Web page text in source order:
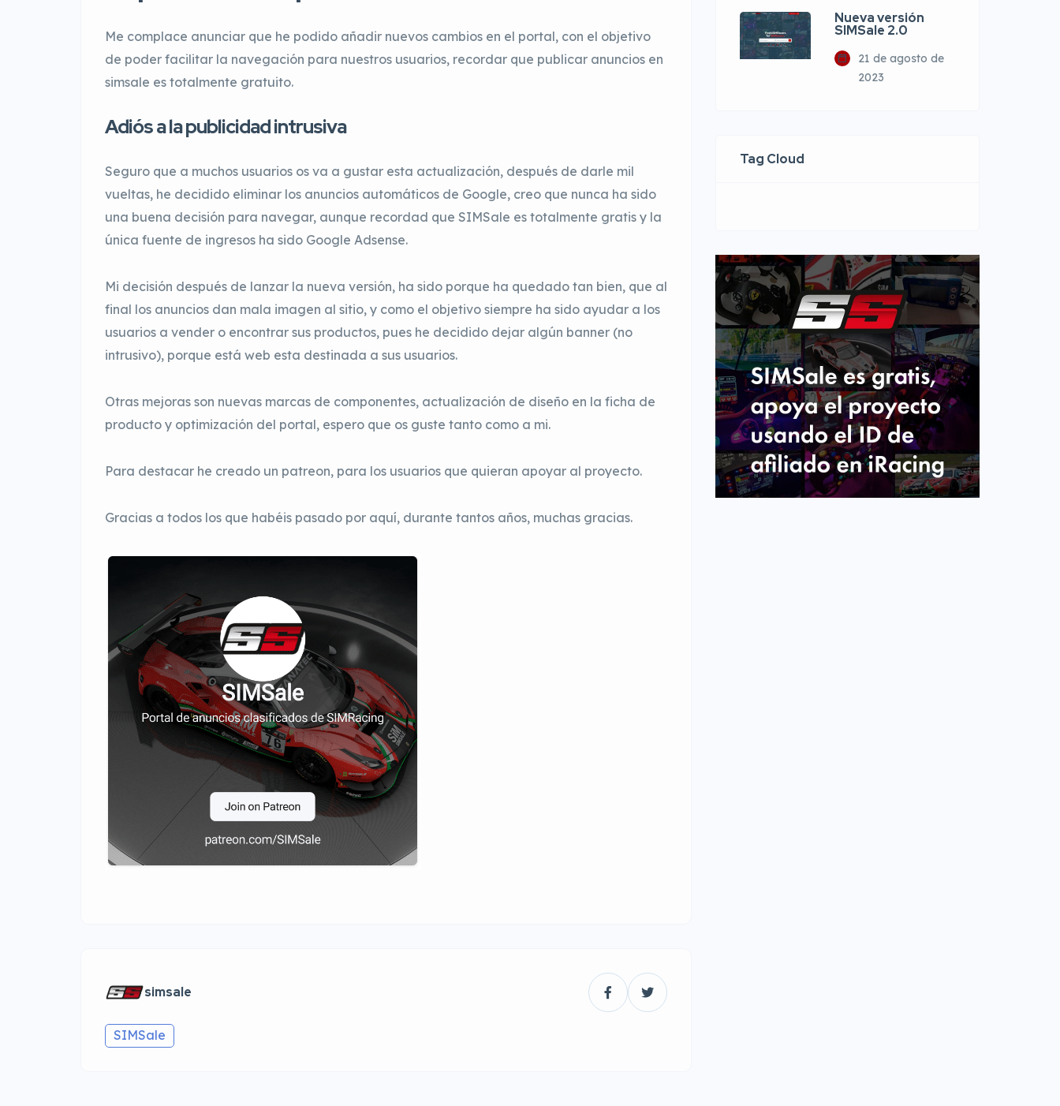
Me complace anunciar que he podido añadir nuevos cambios en el portal, con el objetivo
de poder facilitar la navegación para nuestros usuarios, recordar que publicar anuncios en
simsale es totalmente gratuito.
Adiós a la publicidad intrusiva
Seguro que a muchos usuarios os va a gustar esta actualización, después de darle mil
vueltas, he decidido eliminar los anuncios automáticos de Google, creo que nunca ha sido
una buena decisión para navegar, aunque recordad que SIMSale es totalmente gratis y la
única fuente de ingresos ha sido Google Adsense.
Mi decisión después de lanzar la nueva versión, ha sido porque ha quedado tan bien, que al
final los anuncios dan mala imagen al sitio, y como el objetivo siempre ha sido ayudar a los
usuarios a vender o encontrar sus productos, pues he decidido dejar algún banner (no
intrusivo), porque está web esta destinada a sus usuarios.
Otras mejoras son nuevas marcas de componentes, actualización de diseño en la ficha de
producto y optimización del portal, espero que os guste tanto como a mi.
Para destacar he creado un patreon, para los usuarios que quieran apoyar al proyecto.
Gracias a todos los que habéis pasado por aquí, durante tantos años, muchas gracias.
simsale
SIMSale
Nueva versión
SIMSale 2.0
21 de agosto de
2023
Tag Cloud